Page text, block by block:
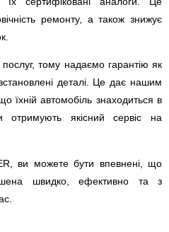
ремонту, а також знижує
тому надаємо гарантію як
деталі. Це дає нашим
їхній автомобіль знаходиться в
якісний сервіс на
ви можете бути впевнені, що
швидко, ефективно та з